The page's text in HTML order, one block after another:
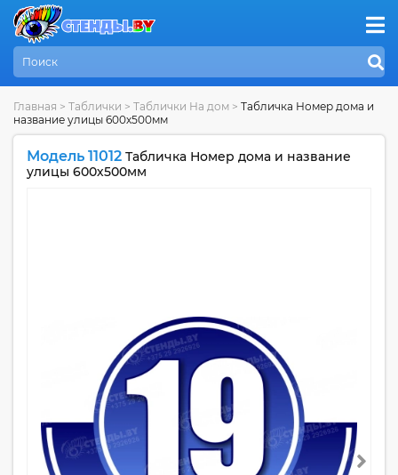
Главная > Таблички > Таблички На дом > Табличка Номер дома и
название улицы 600х500мм
Модель 11012 Табличка Номер дома и название
улицы 600х500мм